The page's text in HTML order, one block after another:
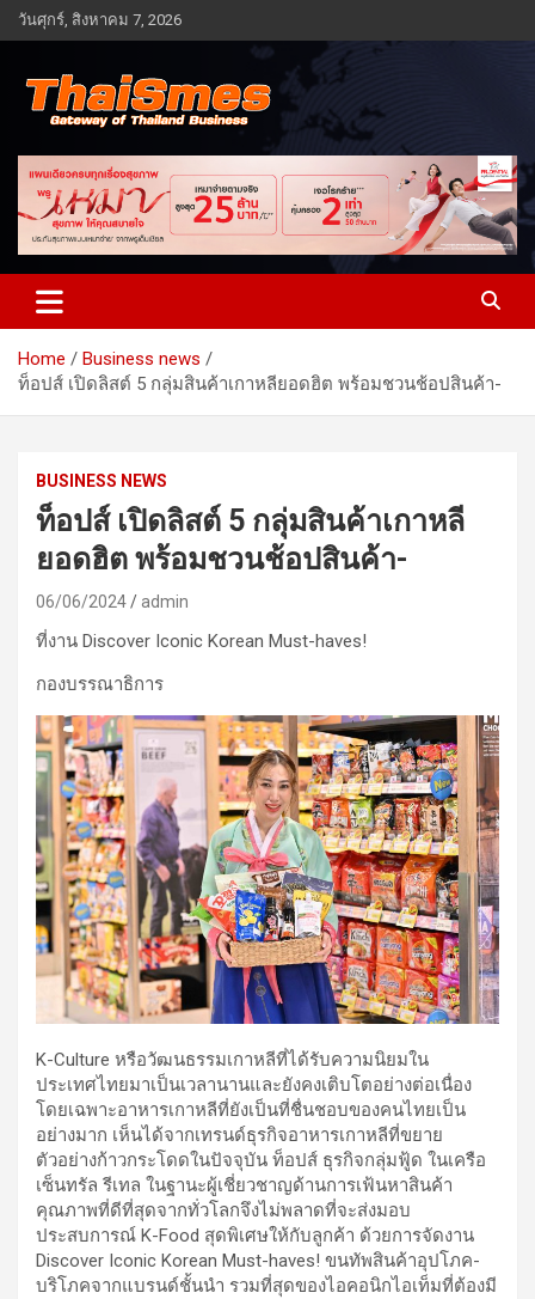
Skip
to
วันศุกร์, สิงหาคม 7, 2026
Thaismes
Home
Business news
ท็อปส์ เปิดลิสต์ 5 กลุ่มสินค้าเกาหลียอดฮิต พร้อมชวนช้อปสินค้า-
BUSINESS NEWS
ท็อปส์ เปิดลิสต์ 5 กลุ่มสินค้าเกาหลี
ยอดฮิต พร้อมชวนช้อปสินค้า-
06/06/2024 admin
ที่งาน Discover Iconic Korean Must-haves!
กองบรรณาธิการ
K-Culture หรือวัฒนธรรมเกาหลีที่ได้รับความนิยมใน
ประเทศไทยมาเป็นเวลานานและยังคงเติบโตอย่างต่อเนื่อง
โดยเฉพาะอาหารเกาหลีที่ยังเป็นที่ชื่นชอบของคนไทยเป็น
อย่างมาก เห็นได้จากเทรนด์ธุรกิจอาหารเกาหลีที่ขยาย
ตัวอย่างก้าวกระโดดในปัจจุบัน ท็อปส์ ธุรกิจกลุ่มฟู้ด ในเครือ
เซ็นทรัล รีเทล ในฐานะผู้เชี่ยวชาญด้านการเฟ้นหาสินค้า
คุณภาพที่ดีที่สุดจากทั่วโลกจึงไม่พลาดที่จะส่งมอบ
ประสบการณ์ K-Food สุดพิเศษให้กับลูกค้า ด้วยการจัดงาน
Discover Iconic Korean Must-haves! ขนทัพสินค้าอุปโภค-
บริโภคจากแบรนด์ชั้นนำ รวมที่สุดของไอคอนิกไอเท็มที่ต้องมี